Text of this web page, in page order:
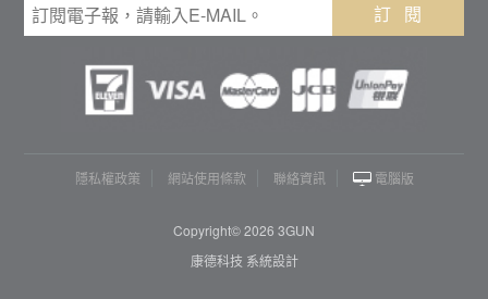
訂 閱
隱私權政策 網站使用條款 聯絡資訊 電腦版
Copyright© 2026 3GUN
康德科技 系統設計